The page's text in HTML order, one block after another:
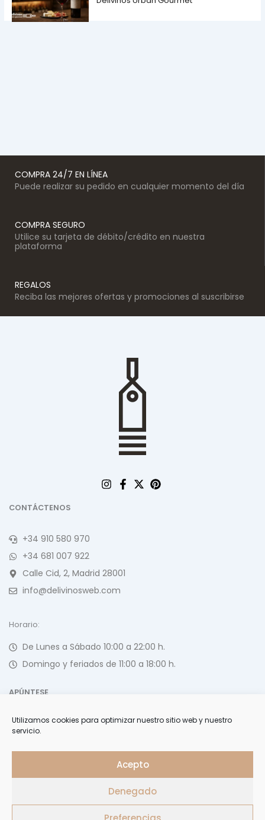
Utilizamos cookies para optimizar nuestro sitio web y nuestro
servicio.
Acepto
Denegado
COMPRA 24/7 EN LÍNEA
Puede realizar su pedido en cualquier momento del día
COMPRA SEGURO
Utilice su tarjeta de débito/crédito en nuestra
plataforma
REGALOS
Reciba las mejores ofertas y promociones al suscribirse
CONTÁCTENOS
+34 910 580 970
+34 681 007 922
Calle Cid, 2, Madrid 28001
info@delivinosweb.com
Horario:
De Lunes a Sábado 10:00 a 22:00 h.
Domingo y feriados de 11:00 a 18:00 h.
APÚNTESE
Forme parte de nuestra selecta lista de clientes y reciba
Delivinos Copyright 2026. Todos los Derechos Reservados.